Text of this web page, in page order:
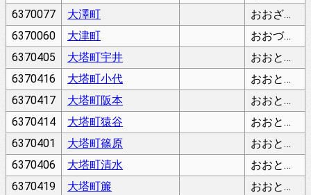
6370077
大澤町
おおざわちょう
6370060
大津町
おおづちょう
6370405
大塔町宇井
おおとうちょううい
6370416
大塔町小代
おおとうちょうこだい
6370417
大塔町阪本
おおとうちょうさかもと
6370414
大塔町猿谷
おおとうちょうさるたに
6370401
大塔町篠原
おおとうちょうしのはら
6370406
大塔町清水
おおとうちょうしみず
6370419
大塔町簾
おおとうちょうすだれ